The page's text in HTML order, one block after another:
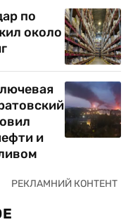
по
около
и